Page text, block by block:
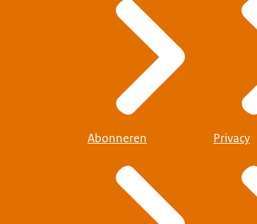
Abonneren Privacy